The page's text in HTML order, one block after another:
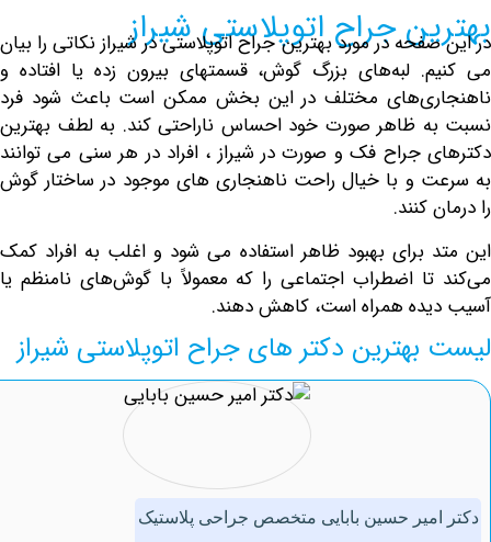
جراح اتوپلاستی شیراز
در مورد بهترین جراح اتوپلاستی در شیراز نکاتی را بیان
لبه‌های بزرگ گوش، قسمتهای بیرون زده یا افتاده و
مختلف در این بخش ممکن است باعث شود فرد
ظاهر صورت خود احساس ناراحتی کند. به لطفبهترین
جراح فک و صورت در شیراز، افراد در هر سنی می توانند
و با خیال راحت ناهنجاری های موجود در ساختار گوش
برای بهبود ظاهر استفاده می شود و اغلب به افراد کمک
اضطراب اجتماعی را که معمولاً با گوش‌های نامنظم یا
همراه است، کاهش دهند.
دکتر های جراح اتوپلاستی شیراز
حسین بابایی متخصص جراحی پلاستیک